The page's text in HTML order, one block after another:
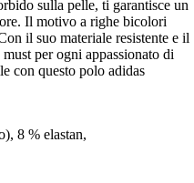
sulla pelle, ti garantisce un
Il motivo a righe bicolori
il suo materiale resistente e il
per ogni appassionato di
con questo polo adidas
8 % elastan,